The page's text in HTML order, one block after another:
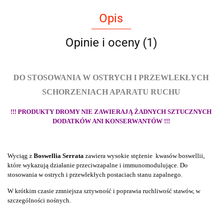
Opis
Opinie i oceny (1)
DO STOSOWANIA W OSTRYCH I PRZEWLEKŁYCH
SCHORZENIACH APARATU RUCHU
!!! PRODUKTY DROMY NIE ZAWIERAJĄ ŻADNYCH SZTUCZNYCH
DODATKÓW ANI KONSERWANTÓW !!!
Wyciąg z Boswellia Serrata zawiera wysokie stężenie kwasów boswellii,
które wykazują działanie przeciwzapalne i immunomodulujące. Do
stosowania w ostrych i przewlekłych postaciach stanu zapalnego.
W krótkim czasie zmniejsza sztywność i poprawia ruchliwość stawów, w
szczególności nośnych.